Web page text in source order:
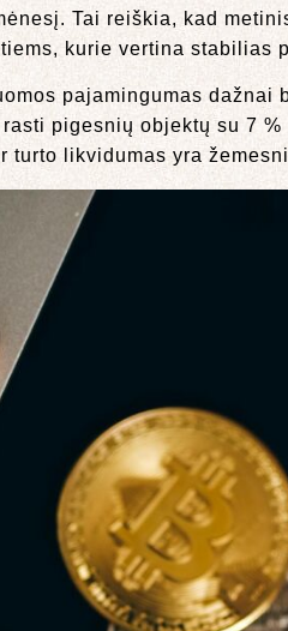
Tai reiškia, kad
kurie vertina stabilias
pajamingumas dažnai
pigesnių objektų su 7
turto likvidumas yra